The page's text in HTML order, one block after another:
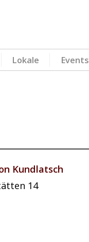
Lokale Events
Kundlatsch
14